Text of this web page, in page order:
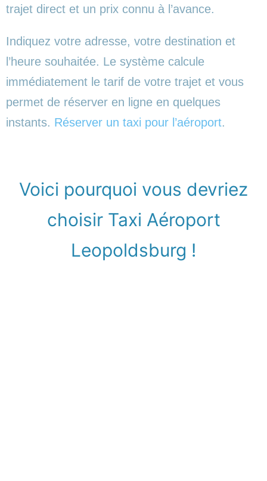
trajet direct et un prix connu à l’avance.
Indiquez votre adresse, votre destination et
l’heure souhaitée. Le système calcule
immédiatement le tarif de votre trajet et vous
permet de réserver en ligne en quelques
instants. Réserver un taxi pour l’aéroport.
Voici pourquoi vous devriez
choisir Taxi Aéroport
Leopoldsburg !